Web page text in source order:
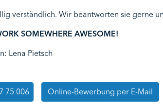
verständlich. Wir beantworten sie gerne
SOMEWHERE AWESOME!
Lena Pietsch
75 006 Online-Bewerbung per E-Mail